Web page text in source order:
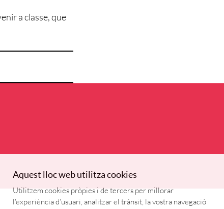
a classe, que
Aquest lloc web utilitza cookies
Utilitzem cookies pròpies i de tercers per millorar
l'experiència d'usuari, analitzar el trànsit, la vostra navegació